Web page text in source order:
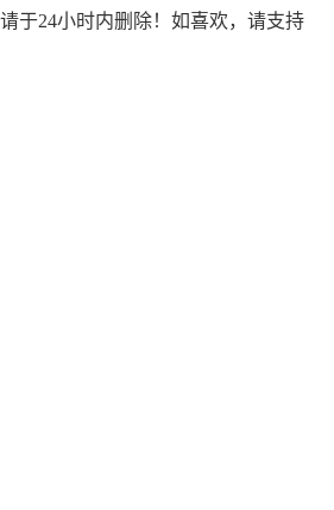
于24小时内删除！如喜欢，请支持